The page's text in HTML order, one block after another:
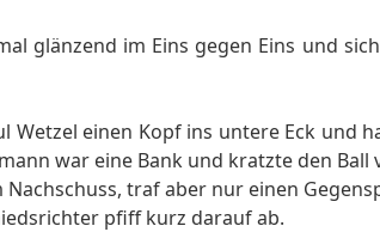
glänzend im Eins gegen Eins und
Wetzel einen Kopf ins untere Eck und
war eine Bank und kratzte den Ball
traf aber nur einen
pfiff kurz darauf ab.